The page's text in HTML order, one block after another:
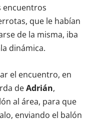
encuentros
que le habían
de la misma, iba
dinámica.
el encuentro, en
deAdrián,
al área, para que
enviando el balón